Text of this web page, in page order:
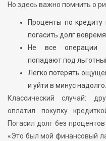
Но здесь важно помнить о
Проценты по
погасить долг
Не все операции
попадают под
Легко потерять
и уйти в минус надолго.
Классический случай:
оплатил покупку
Погасил долг без
«Это был мой финансовый